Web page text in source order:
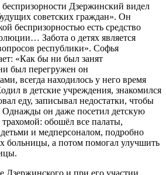
Дзержинский видел
советских граждан». Он
беспризорностью есть средство
Забота о детях является
республики». Софья
«Как бы ни был занят
был перегружен он
всегда находилось у него время
в детские учреждения, знакомился
еду, записывал недостатки, чтобы
Однажды он даже посетил детскую
обошёл все палаты,
и медперсоналом, подробно
больницы, а потом помогал улучшить
и при его участии